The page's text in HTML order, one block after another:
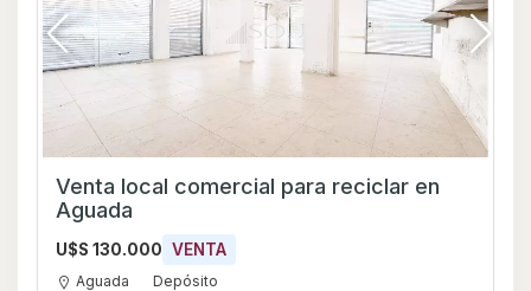
Venta local comercial para reciclar en
Aguada
U$S 130.000 VENTA
Aguada Depósito